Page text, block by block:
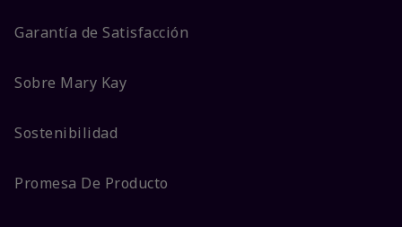
Garantía de Satisfacción
Sobre Mary Kay
Sostenibilidad
Promesa De Producto